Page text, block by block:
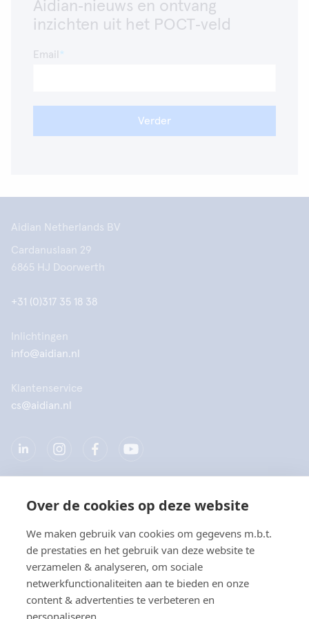
Over de cookies op deze website
We maken gebruik van cookies om gegevens m.b.t.
de prestaties en het gebruik van deze website te
verzamelen & analyseren, om sociale
netwerkfunctionaliteiten aan te bieden en onze
content & advertenties te verbeteren en
personaliseren.
Aidian‑nieuws en ontvang
inzichten uit het POCT‑veld
Email
Verder
Aidian Netherlands BV
Cardanuslaan 29
6865 HJ Doorwerth
+31 (0)317 35 18 38
Inlichtingen
info@aidian.nl
Klantenservice
cs@aidian.nl
Bedrijf
Producten
Snelkoppelingen